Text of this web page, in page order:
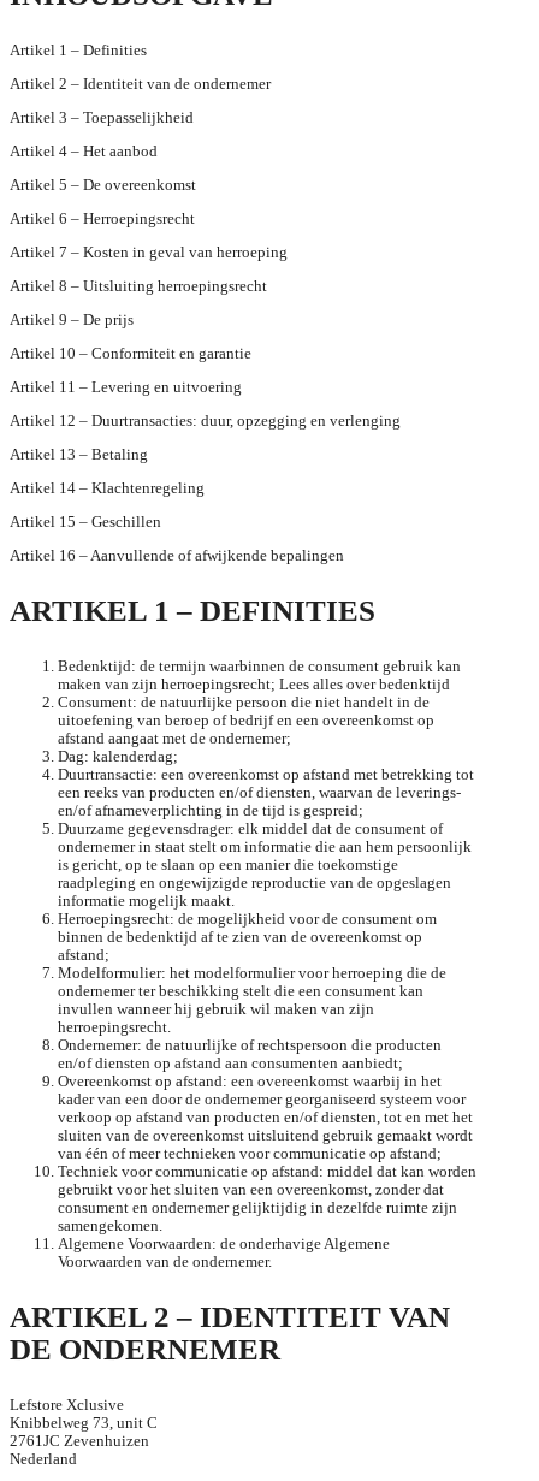
Artikel 1 – Definities
Artikel 2 – Identiteit van de ondernemer
Artikel 3 – Toepasselijkheid
Artikel 4 – Het aanbod
Artikel 5 – De overeenkomst
Artikel 6 – Herroepingsrecht
Artikel 7 – Kosten in geval van herroeping
Artikel 8 – Uitsluiting herroepingsrecht
Artikel 9 – De prijs
Artikel 10 – Conformiteit en garantie
Artikel 11 – Levering en uitvoering
Artikel 12 – Duurtransacties: duur, opzegging en verlenging
Artikel 13 – Betaling
Artikel 14 – Klachtenregeling
Artikel 15 – Geschillen
Artikel 16 – Aanvullende of afwijkende bepalingen
ARTIKEL 1 – DEFINITIES
Bedenktijd: de termijn waarbinnen de consument gebruik kan
maken van zijn herroepingsrecht; Lees alles over bedenktijd
Consument: de natuurlijke persoon die niet handelt in de
uitoefening van beroep of bedrijf en een overeenkomst op
afstand aangaat met de ondernemer;
Dag: kalenderdag;
Duurtransactie: een overeenkomst op afstand met betrekking tot
een reeks van producten en/of diensten, waarvan de leverings-
en/of afnameverplichting in de tijd is gespreid;
Duurzame gegevensdrager: elk middel dat de consument of
ondernemer in staat stelt om informatie die aan hem persoonlijk
is gericht, op te slaan op een manier die toekomstige
raadpleging en ongewijzigde reproductie van de opgeslagen
informatie mogelijk maakt.
Herroepingsrecht: de mogelijkheid voor de consument om
binnen de bedenktijd af te zien van de overeenkomst op
afstand;
Modelformulier: het modelformulier voor herroeping die de
ondernemer ter beschikking stelt die een consument kan
invullen wanneer hij gebruik wil maken van zijn
herroepingsrecht.
Ondernemer: de natuurlijke of rechtspersoon die producten
en/of diensten op afstand aan consumenten aanbiedt;
Overeenkomst op afstand: een overeenkomst waarbij in het
kader van een door de ondernemer georganiseerd systeem voor
verkoop op afstand van producten en/of diensten, tot en met het
sluiten van de overeenkomst uitsluitend gebruik gemaakt wordt
van één of meer technieken voor communicatie op afstand;
Techniek voor communicatie op afstand: middel dat kan worden
gebruikt voor het sluiten van een overeenkomst, zonder dat
consument en ondernemer gelijktijdig in dezelfde ruimte zijn
samengekomen.
Algemene Voorwaarden: de onderhavige Algemene
Voorwaarden van de ondernemer.
ARTIKEL 2 – IDENTITEIT VAN
DE ONDERNEMER
Lefstore Xclusive
Knibbelweg 73, unit C
2761JC Zevenhuizen
Nederland